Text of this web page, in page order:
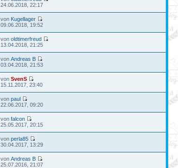
24.06.2018, 22:17
von Kugellager
09.06.2018, 19:52
vonoldtimerfreud
13.04.2018, 21:25
vonAndreas B
03.04.2018, 21:53
vonSvenS
15.11.2017, 23:40
vonpaul
22.06.2017, 09:20
vonfalcon
25.05.2017, 20:15
vonperla85
30.04.2017, 13:29
vonAndreas B
25.07.2016, 21:07